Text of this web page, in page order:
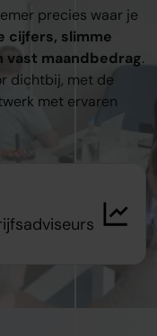
precies waar je
cijfers, slimme
vast maandbedrag.
dichtbij, met de
met ervaren